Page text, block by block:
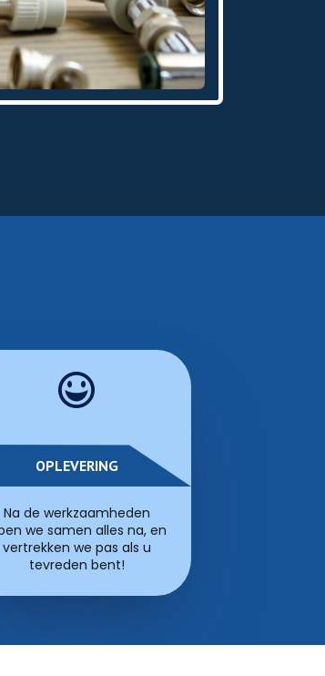
OPLEVERING
Na de werkzaamheden
we samen alles na, en
vertrekken we pas als u
tevreden bent!